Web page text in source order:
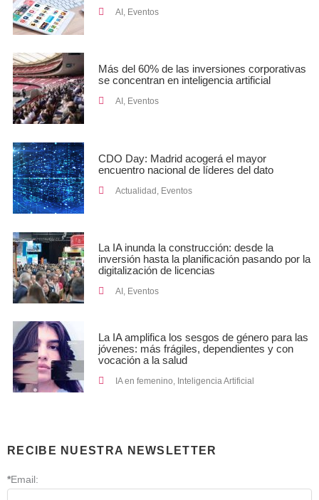
AI Eventos
Más del 60% de las inversiones corporativas
se concentran en inteligencia artificial
AI , Eventos
CDO Day: Madrid acogerá el mayor
encuentro nacional de líderes del dato
Actualidad, Eventos
La IA inunda la construcción: desde la
inversión hasta la planificación pasando por la
digitalización de licencias
AI , Eventos
La IA amplifica los sesgos de género para las
jóvenes: más frágiles, dependientes y con
vocación a la salud
IA en femenino, Inteligencia Artificial
RECIBE NUESTRA NEWSLETTER
*Email: